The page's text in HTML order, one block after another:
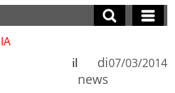
di
news
il 07/03/2014